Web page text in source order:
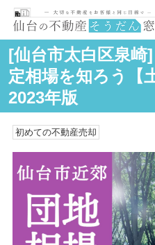
[仙台市太白区泉崎
定相場を知ろう【
2023年版
初めての不動産売却